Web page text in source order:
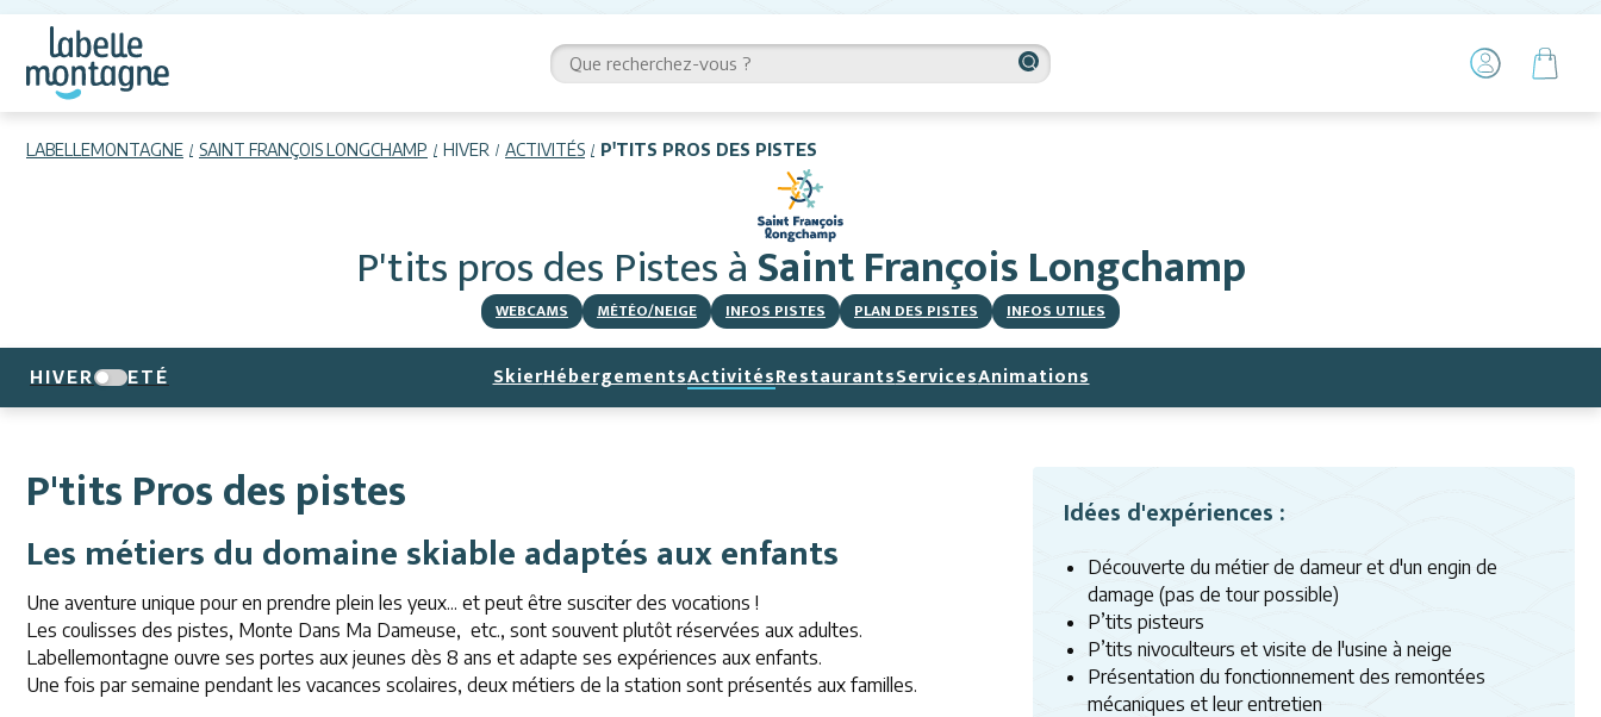
LABELLEMONTAGNE SAINT FRANÇOIS LONGCHAMP HIVER ACTIVITÉS P'TITS PROS DES PISTES
P'tits pros des PistesàSaint François Longchamp
WEBCAMS MÉTÉO/NEIGE INFOS PISTES PLAN DES PISTES INFOS UTILES
HIVER ETÉ SkierHébergementsActivitésRestaurantsServicesAnimations
P'tits Pros des pistes
Les métiers du domaine skiable adaptés aux enfants
Une aventure unique pour en prendre plein les yeux... et peut être susciter des vocations !
Les coulisses des pistes, Monte Dans Ma Dameuse, etc., sont souvent plutôt réservées aux adultes.
Labellemontagne ouvre ses portes aux jeunes dès 8 ans et adapte ses expériences aux enfants.
Une fois par semaine pendant les vacances scolaires, deux métiers de la station sont présentés aux familles.
Idées d'expériences :
Découverte du métier de dameur et d'un engin de
damage (pas de tour possible)
P’tits pisteurs
P’tits nivoculteurs et visite de l'usine à neige
Présentation du fonctionnement des remontées
mécaniques et leur entretien